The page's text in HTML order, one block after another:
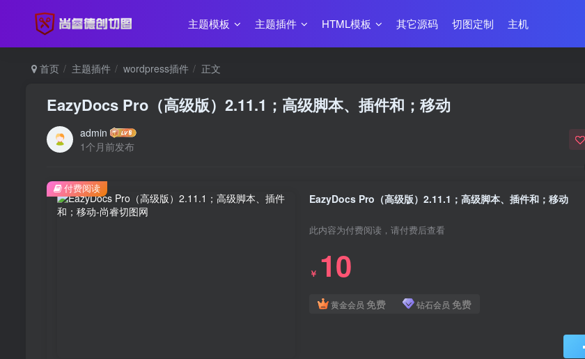
主题模板 主题插件 HTML模板 其它源码 切图定制 主机
首页 主题插件 wordpress插件 正文
EazyDocs Pro（高级版）2.11.1；高级脚本、插件和；移动
admin
1个月前发布
EazyDocs Pro（高级版）2.11.1；高级脚本、插件和；移动
此内容为付费阅读，请付费后查看
￥ 10
黄金会员 免费 钻石会员 免费
付费阅读